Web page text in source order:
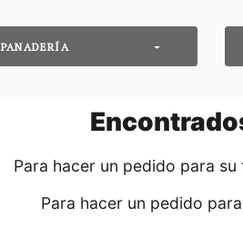
PANADERÍA
Para hacer un pedido para
Para hacer un pedido